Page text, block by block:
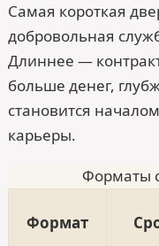
Самая короткая
добровольная
Длиннее —
больше денег,
становится
карьеры.
Форматы
Формат